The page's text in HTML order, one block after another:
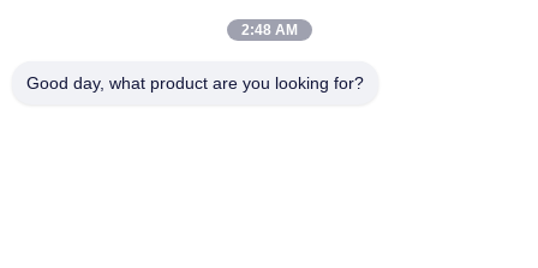
2:48 AM
Good day, what product are you looking for?